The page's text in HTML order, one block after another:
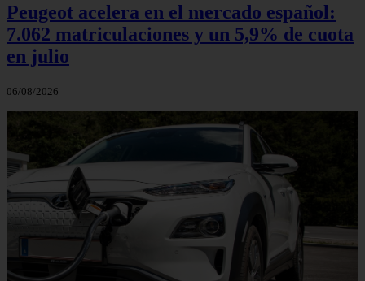
Peugeot acelera en el mercado español:
7.062 matriculaciones y un 5,9% de cuota
en julio
06/08/2026